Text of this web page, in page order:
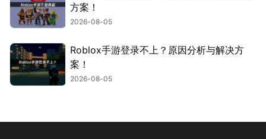
方案！
2026-08-05
Roblox手游登录不上？原因分析与解决方
案！
2026-08-05